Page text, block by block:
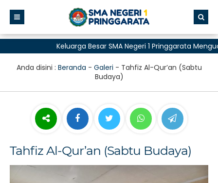
Keluarga Besar SMA Negeri 1 Pringgarata
Anda disini : Beranda - Galeri - Tahfiz Al-Qur’an (Sabtu
Budaya)
Tahfiz Al-Qur’an (Sabtu Budaya)